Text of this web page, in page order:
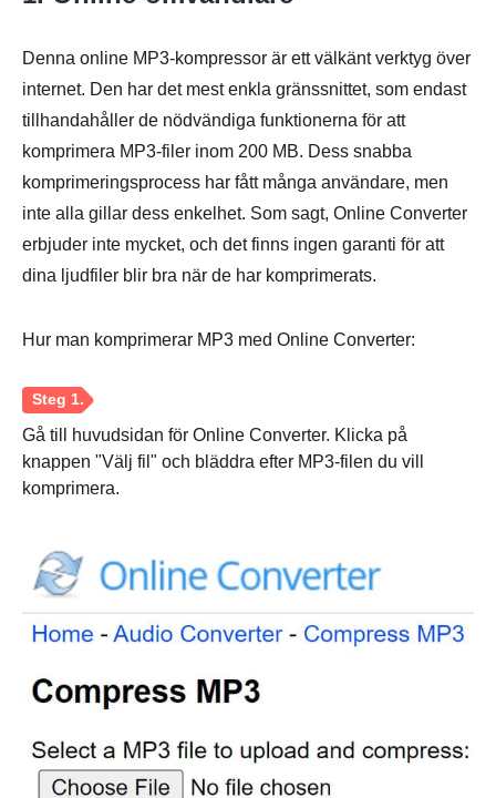
Denna online MP3-kompressor är ett välkänt verktyg över
internet. Den har det mest enkla gränssnittet, som endast
tillhandahåller de nödvändiga funktionerna för att
komprimera MP3-filer inom 200 MB. Dess snabba
komprimeringsprocess har fått många användare, men
inte alla gillar dess enkelhet. Som sagt, Online Converter
erbjuder inte mycket, och det finns ingen garanti för att
dina ljudfiler blir bra när de har komprimerats.
Hur man komprimerar MP3 med Online Converter:
Gå till huvudsidan för Online Converter. Klicka på
knappen "Välj fil" och bläddra efter MP3-filen du vill
komprimera.